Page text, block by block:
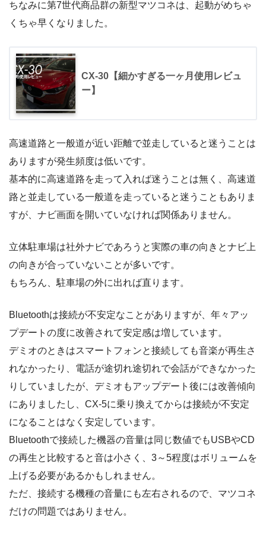
ちなみに第7世代商品群の新型マツコネは、起動がめちゃ
くちゃ早くなりました。
CX-30【細かすぎる一ヶ月使用レビュ
ー】
高速道路と一般道が近い距離で並走していると迷うことは
ありますが発生頻度は低いです。
基本的に高速道路を走って入れば迷うことは無く、高速道
路と並走している一般道を走っていると迷うこともありま
すが、ナビ画面を開いていなければ関係ありません。
立体駐車場は社外ナビであろうと実際の車の向きとナビ上
の向きが合っていないことが多いです。
もちろん、駐車場の外に出れば直ります。
Bluetoothは接続が不安定なことがありますが、年々アッ
プデートの度に改善されて安定感は増しています。
デミオのときはスマートフォンと接続しても音楽が再生さ
れなかったり、電話が途切れ途切れで会話ができなかった
りしていましたが、デミオもアップデート後には改善傾向
にありましたし、CX-5に乗り換えてからは接続が不安定
になることはなく安定しています。
Bluetoothで接続した機器の音量は同じ数値でもUSBやCD
の再生と比較すると音は小さく、3～5程度はボリュームを
上げる必要があるかもしれません。
ただ、接続する機種の音量にも左右されるので、マツコネ
だけの問題ではありません。